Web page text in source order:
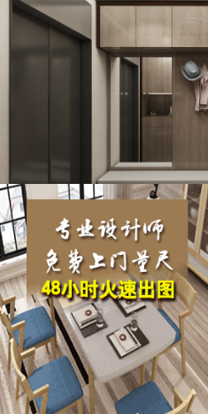
5、从环保度上看
衣柜环保主要看板材和胶水，从环保
6、从服务上看
服务主要看售后，定制衣柜毕竟是品